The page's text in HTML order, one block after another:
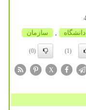
دانشگاه , سازمان
(1)
(0)
X